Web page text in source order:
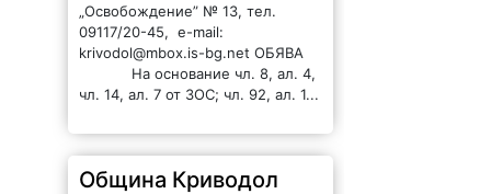
„Освобождение” № 13, тел.
09117/20-45, e-mail:
krivodol@mbox.is-bg.net ОБЯВА
На основание чл. 8, ал. 4,
чл. 14, ал. 7 от ЗОС; чл. 92, ал. 1...
Община Криводол